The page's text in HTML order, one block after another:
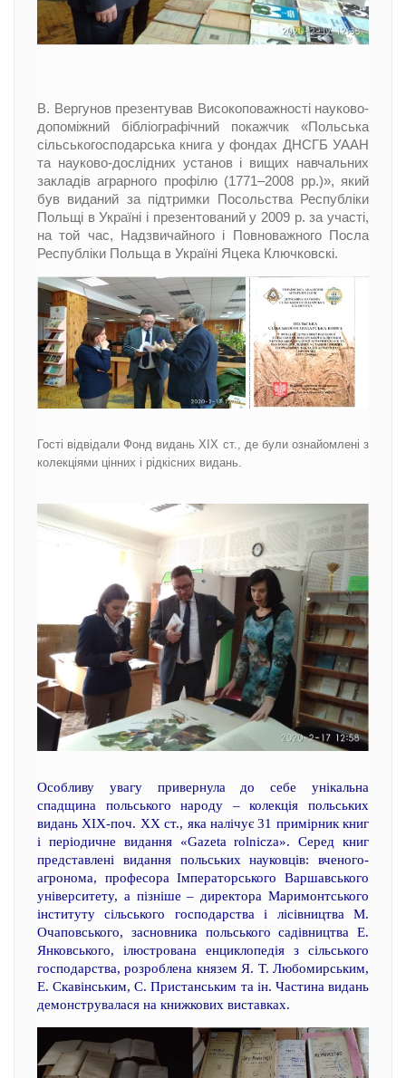
В. Вергунов презентував Високоповажності науково-
допоміжний бібліографічний покажчик «Польська
сільськогосподарська книга у фондах ДНСГБ УААН
та науково-дослідних установ і вищих навчальних
закладів аграрного профілю (1771–2008 рр.)», який
був виданий за підтримки Посольства Республіки
Польщі в Україні і презентований у 2009 р. за участі,
на той час, Надзвичайного і Повноважного Посла
Республіки Польща в Україні Яцека Ключковскі.
Гості відвідали Фонд видань XIX ст., де були ознайомлені з
колекціями цінних і рідкісних видань.
Особливу увагу привернула до себе унікальна
спадщина польського народу – колекція польських
видань XIX-поч. ХХ ст., яка налічує 31 примірник книг
і періодичне видання «Gazeta rolnicza». Серед книг
представлені видання польських науковців: вченого-
агронома, професора Імператорського Варшавського
університету, а пізніше – директора Маримонтського
інституту сільського господарства і лісівництва М.
Очаповського, засновника польського садівництва Е.
Янковського, ілюстрована енциклопедія з сільського
господарства, розроблена князем Я. Т. Любомирським,
Е. Скавінським, С. Пристанським та ін. Частина видань
демонструвалася на книжкових виставках.